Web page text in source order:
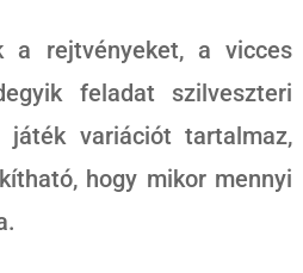
a rejtvényeket, a vicces
feladat szilveszteri
játék variációt tartalmaz,
hogy mikor mennyi